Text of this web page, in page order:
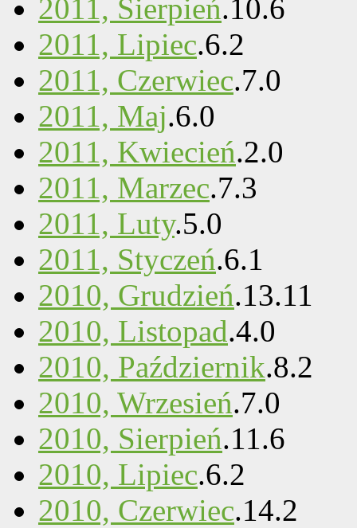
2011, Sierpień.10.6
2011, Lipiec.6.2
2011, Czerwiec.7.0
2011, Maj.6.0
2011, Kwiecień.2.0
2011, Marzec.7.3
2011, Luty.5.0
2011, Styczeń.6.1
2010, Grudzień.13.11
2010, Listopad.4.0
2010, Październik.8.2
2010, Wrzesień.7.0
2010, Sierpień.11.6
2010, Lipiec.6.2
2010, Czerwiec.14.2